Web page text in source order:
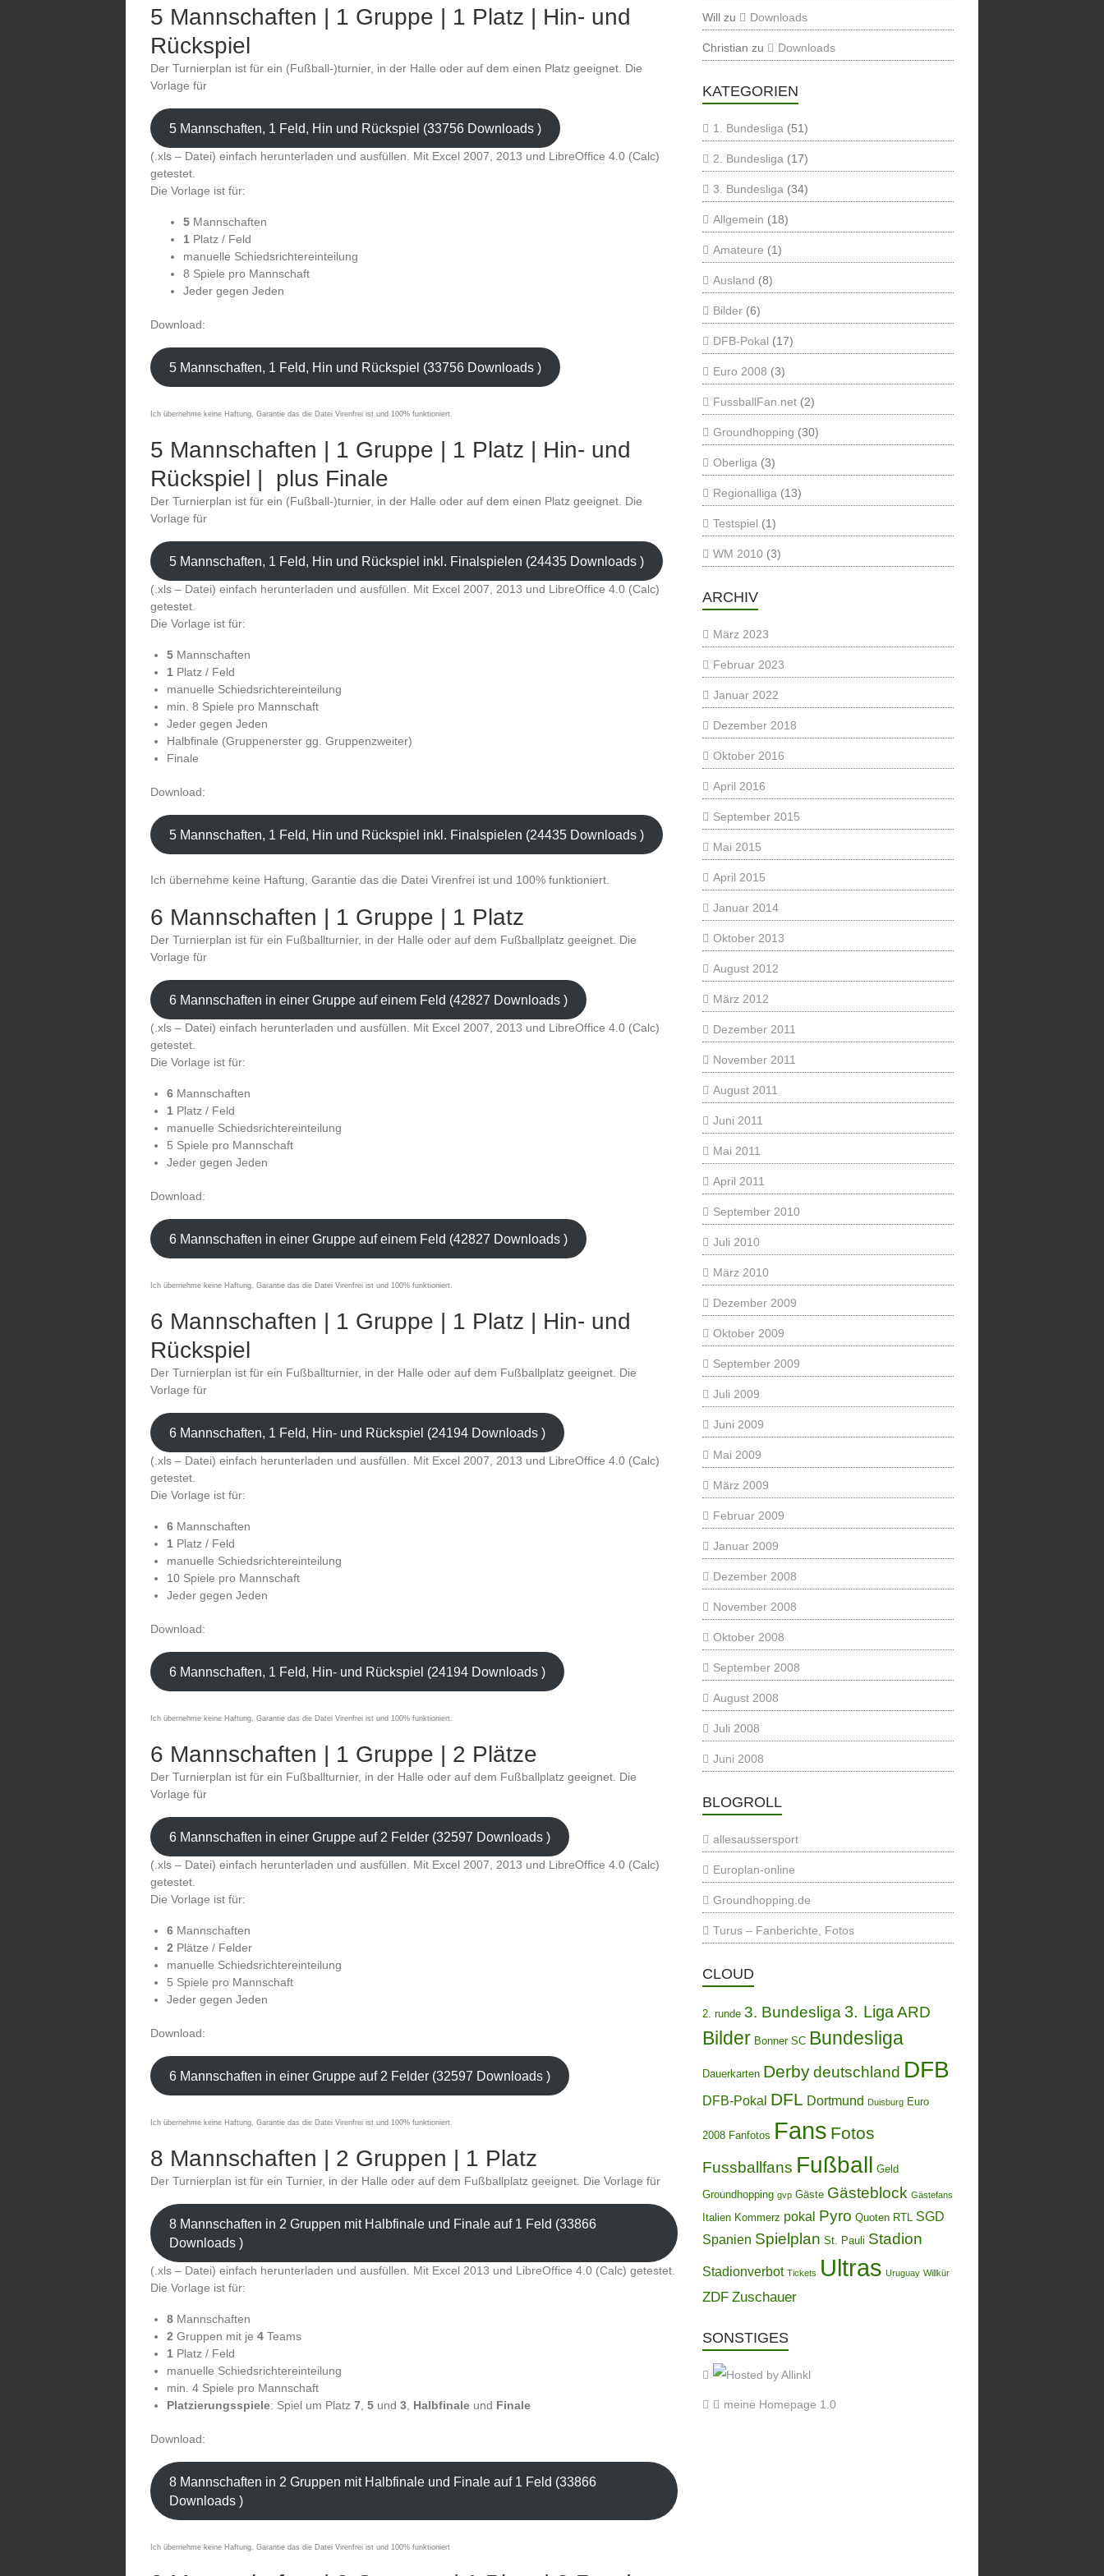
5 Mannschaften | 1 Gruppe | 1 Platz | Hin- und
Rückspiel
Der Turnierplan ist für ein (Fußball-)turnier, in der Halle oder auf dem einen Platz geeignet. Die
Vorlage für
5 Mannschaften, 1 Feld, Hin und Rückspiel (33756 Downloads )
(.xls – Datei) einfach herunterladen und ausfüllen. Mit Excel 2007, 2013 und LibreOffice 4.0 (Calc)
getestet.
Die Vorlage ist für:
5 Mannschaften
1 Platz / Feld
manuelle Schiedsrichtereinteilung
8 Spiele pro Mannschaft
Jeder gegen Jeden
Download:
5 Mannschaften, 1 Feld, Hin und Rückspiel (33756 Downloads )
Ich übernehme keine Haftung, Garantie das die Datei Virenfrei ist und 100% funktioniert.
5 Mannschaften | 1 Gruppe | 1 Platz | Hin- und
Rückspiel | plus Finale
Der Turnierplan ist für ein (Fußball-)turnier, in der Halle oder auf dem einen Platz geeignet. Die
Vorlage für
5 Mannschaften, 1 Feld, Hin und Rückspiel inkl. Finalspielen (24435 Downloads )
(.xls – Datei) einfach herunterladen und ausfüllen. Mit Excel 2007, 2013 und LibreOffice 4.0 (Calc)
getestet.
Die Vorlage ist für:
5 Mannschaften
1 Platz / Feld
manuelle Schiedsrichtereinteilung
min. 8 Spiele pro Mannschaft
Jeder gegen Jeden
Halbfinale (Gruppenerster gg. Gruppenzweiter)
Finale
Download:
5 Mannschaften, 1 Feld, Hin und Rückspiel inkl. Finalspielen (24435 Downloads )
Ich übernehme keine Haftung, Garantie das die Datei Virenfrei ist und 100% funktioniert.
6 Mannschaften | 1 Gruppe | 1 Platz
Der Turnierplan ist für ein Fußballturnier, in der Halle oder auf dem Fußballplatz geeignet. Die
Vorlage für
6 Mannschaften in einer Gruppe auf einem Feld (42827 Downloads )
(.xls – Datei) einfach herunterladen und ausfüllen. Mit Excel 2007, 2013 und LibreOffice 4.0 (Calc)
getestet.
Die Vorlage ist für:
6 Mannschaften
1 Platz / Feld
manuelle Schiedsrichtereinteilung
5 Spiele pro Mannschaft
Jeder gegen Jeden
Download:
6 Mannschaften in einer Gruppe auf einem Feld (42827 Downloads )
Ich übernehme keine Haftung, Garantie das die Datei Virenfrei ist und 100% funktioniert.
6 Mannschaften | 1 Gruppe | 1 Platz | Hin- und
Rückspiel
Der Turnierplan ist für ein Fußballturnier, in der Halle oder auf dem Fußballplatz geeignet. Die
Vorlage für
6 Mannschaften, 1 Feld, Hin- und Rückspiel (24194 Downloads )
(.xls – Datei) einfach herunterladen und ausfüllen. Mit Excel 2007, 2013 und LibreOffice 4.0 (Calc)
getestet.
Die Vorlage ist für:
6 Mannschaften
1 Platz / Feld
manuelle Schiedsrichtereinteilung
10 Spiele pro Mannschaft
Jeder gegen Jeden
Download:
6 Mannschaften, 1 Feld, Hin- und Rückspiel (24194 Downloads )
Ich übernehme keine Haftung, Garantie das die Datei Virenfrei ist und 100% funktioniert.
6 Mannschaften | 1 Gruppe | 2 Plätze
Der Turnierplan ist für ein Fußballturnier, in der Halle oder auf dem Fußballplatz geeignet. Die
Vorlage für
6 Mannschaften in einer Gruppe auf 2 Felder (32597 Downloads )
(.xls – Datei) einfach herunterladen und ausfüllen. Mit Excel 2007, 2013 und LibreOffice 4.0 (Calc)
getestet.
Die Vorlage ist für:
6 Mannschaften
2 Plätze / Felder
manuelle Schiedsrichtereinteilung
5 Spiele pro Mannschaft
Jeder gegen Jeden
Download:
6 Mannschaften in einer Gruppe auf 2 Felder (32597 Downloads )
Ich übernehme keine Haftung, Garantie das die Datei Virenfrei ist und 100% funktioniert.
8 Mannschaften | 2 Gruppen | 1 Platz
Der Turnierplan ist für ein Turnier, in der Halle oder auf dem Fußballplatz geeignet. Die Vorlage für
8 Mannschaften in 2 Gruppen mit Halbfinale und Finale auf 1 Feld (33866
Downloads )
(.xls – Datei) einfach herunterladen und ausfüllen. Mit Excel 2013 und LibreOffice 4.0 (Calc) getestet.
Die Vorlage ist für:
8 Mannschaften
2 Gruppen mit je 4 Teams
1 Platz / Feld
manuelle Schiedsrichtereinteilung
min. 4 Spiele pro Mannschaft
Platzierungsspiele: Spiel um Platz 7 5 und 3 Halbfinale und Finale
Download:
8 Mannschaften in 2 Gruppen mit Halbfinale und Finale auf 1 Feld (33866
Downloads )
Ich übernehme keine Haftung, Garantie das die Datei Virenfrei ist und 100% funktioniert
Will zu Downloads
Christian zu Downloads
KATEGORIEN
1. Bundesliga (51)
2. Bundesliga (17)
3. Bundesliga (34)
Allgemein (18)
Amateure (1)
Ausland (8)
Bilder (6)
DFB-Pokal (17)
Euro 2008 (3)
FussballFan.net (2)
Groundhopping (30)
Oberliga (3)
Regionalliga (13)
Testspiel (1)
WM 2010 (3)
ARCHIV
März 2023
Februar 2023
Januar 2022
Dezember 2018
Oktober 2016
April 2016
September 2015
Mai 2015
April 2015
Januar 2014
Oktober 2013
August 2012
März 2012
Dezember 2011
November 2011
August 2011
Juni 2011
Mai 2011
April 2011
September 2010
Juli 2010
März 2010
Dezember 2009
Oktober 2009
September 2009
Juli 2009
Juni 2009
Mai 2009
März 2009
Februar 2009
Januar 2009
Dezember 2008
November 2008
Oktober 2008
September 2008
August 2008
Juli 2008
Juni 2008
BLOGROLL
allesaussersport
Europlan-online
Groundhopping.de
Turus – Fanberichte, Fotos
CLOUD
2. runde 3. Bundesliga 3. LigaARD
Bilder Bonner SC Bundesliga
Dauerkarten Derbydeutschland DFB
DFB-Pokal DFL Dortmund Duisburg Euro
2008 Fanfotos Fans Fotos
Fussballfans Fußball Geld
Groundhopping gvp Gäste Gästeblock Gästefans
Italien Kommerz pokal Pyro Quoten RTL SGD
Spanien Spielplan St. Pauli Stadion
Stadionverbot Tickets Ultras Uruguay Willkür
ZDF Zuschauer
SONSTIGES
meine Homepage 1.0